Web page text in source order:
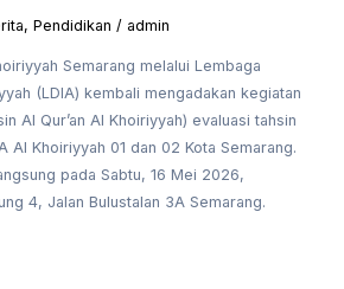
, Pendidikan / admin
Semarang melalui Lembaga
(LDIA) kembali mengadakan kegiatan
Al Qur’an Al Khoiriyyah) evaluasi tahsin
Al Khoiriyyah 01 dan 02 Kota Semarang.
pada Sabtu, 16 Mei 2026,
4, Jalan Bulustalan 3A Semarang.